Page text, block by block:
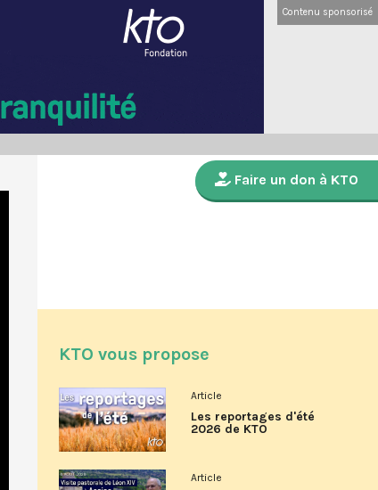
Contenu sponsorisé
Faire un don à KTO
KTO vous propose
Article
Les reportages d'été
2026 de KTO
Article